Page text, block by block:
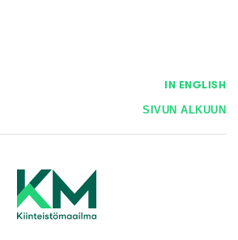
IN ENGLISH
SIVUN ALKUUN